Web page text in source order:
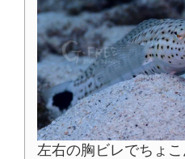
左右の胸ビレでちょ